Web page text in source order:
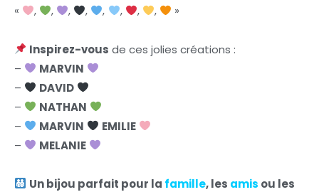
«
, , , , , , , , »
Inspirez-vous de ces jolies créations :
–
MARVIN
–
DAVID
–
NATHAN
–
MARVIN
EMILIE
–
MELANIE
Un bijou parfait pour la famille, les amis ou les